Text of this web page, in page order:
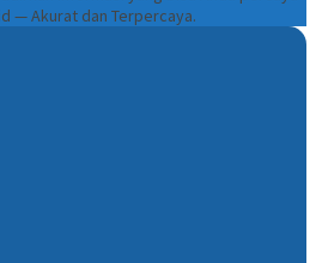
— Akurat dan Terpercaya.